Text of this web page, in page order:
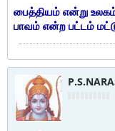
பைத்தியம் என்று
பாவம் என்ற பட்டம்